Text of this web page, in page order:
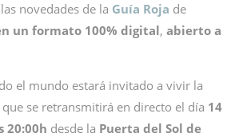
novedades de la Guía Roja de
un formato 100% digital, abierto a
el mundo estará invitado a vivir la
se retransmitirá en directo el día 14
20:00h desde la Puerta del Sol de